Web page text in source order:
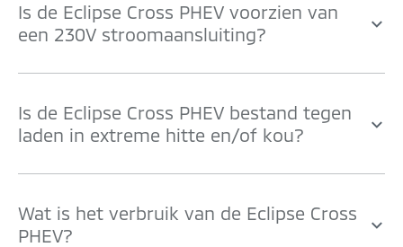
Is de Eclipse Cross PHEV voorzien van
een 230V stroomaansluiting?
Is de Eclipse Cross PHEV bestand tegen
laden in extreme hitte en/of kou?
Wat is het verbruik van de Eclipse Cross
PHEV?